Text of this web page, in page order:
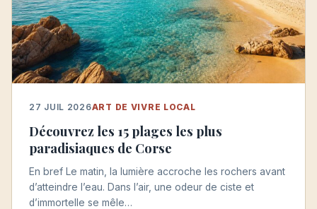
27 JUIL 2026ART DE VIVRE LOCAL
Découvrez les 15 plages les plus
paradisiaques de Corse
En bref Le matin, la lumière accroche les rochers avant
d’atteindre l’eau. Dans l’air, une odeur de ciste et
d’immortelle se mêle…